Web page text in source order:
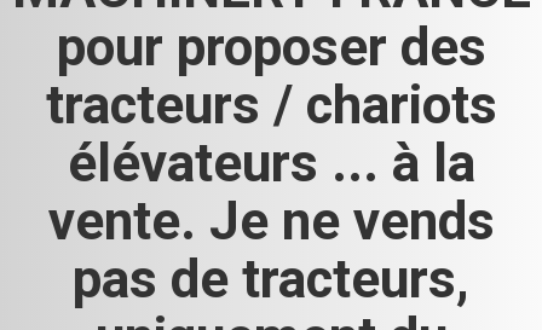
pour proposer des
tracteurs / chariots
élévateurs ... à la
vente. Je ne vends
pas de tracteurs,